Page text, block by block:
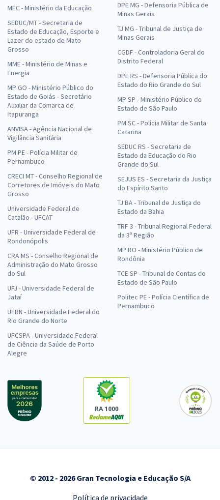
MEC - Ministério da Educação
SEDUC/MT - Secretaria de
Estado de Educação, Esporte e
Lazer do estado de Mato
Grosso
MME - Ministério de Minas e
Energia
MP GO - Ministério Público do
Estado de Goiás - Secretário
Auxiliar da Comarca de
Itapuranga
ANVISA - Agência Nacional de
Vigilância Sanitária
PM PE - Polícia Militar de
Pernambuco
CRECI MT - Conselho Regional de
Corretores de Imóveis do Mato
Grosso
Universidade Federal de
Catalão - UFCAT
UFR - Universidade Federal de
Rondonópolis
CRA MS - Conselho Regional de
Administração do Mato Grosso
do Sul
UFJ - Universidade Federal de
Jataí
UFRN - Universidade Federal do
Rio Grande do Norte
UFCSPA - Universidade Federal
de Ciência da Saúde de Porto
Alegre
DPE MG - Defensoria Pública de
Minas Gerais
TJ MG - Tribunal de Justiça de
Minas Gerais
CGDF - Controladoria Geral do
Distrito Federal
DPE RS - Defensoria Pública do
Estado do Rio Grande do Sul
MP SP - Ministério Público do
Estado de São Paulo
PM SC - Polícia Militar de Santa
Catarina
SEDUC RS - Secretaria de
Estado da Educação do Rio
Grande do Sul
SEJUS ES - Secretaria da Justiça
do Espírito Santo
TJ BA - Tribunal de Justiça do
Estado da Bahia
TRF 3 - Tribunal Regional Federal
da 3ª Região
MP RO - Ministério Público de
Rondônia
TCE SP - Tribunal de Contas do
Estado de São Paulo
Politec PE - Polícia Científica de
Pernambuco
RA 1000
© 2012 - 2026 Gran Tecnologia e Educação S/A
Política de privacidade